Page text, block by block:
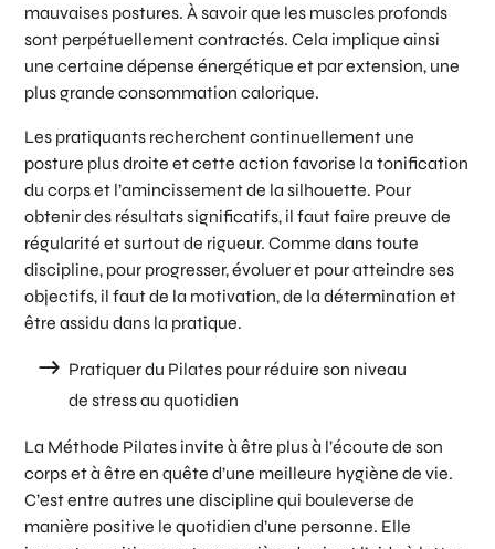
mauvaises postures. À savoir que les muscles profonds
sont perpétuellement contractés. Cela implique ainsi
une certaine dépense énergétique et par extension, une
plus grande consommation calorique.
Les pratiquants recherchent continuellement une
posture plus droite et cette action favorise la tonification
du corps et l’amincissement de la silhouette. Pour
obtenir des résultats significatifs, il faut faire preuve de
régularité et surtout de rigueur. Comme dans toute
discipline, pour progresser, évoluer et pour atteindre ses
objectifs, il faut de la motivation, de la détermination et
être assidu dans la pratique.
Pratiquer du Pilates pour réduire son niveau
de stress au quotidien
La Méthode Pilates invite à être plus à l’écoute de son
corps et à être en quête d’une meilleure hygiène de vie.
C’est entre autres une discipline qui bouleverse de
manière positive le quotidien d’une personne. Elle